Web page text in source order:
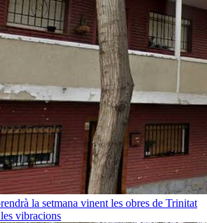
la setmana vinent les obres de Trinitat
vibracions